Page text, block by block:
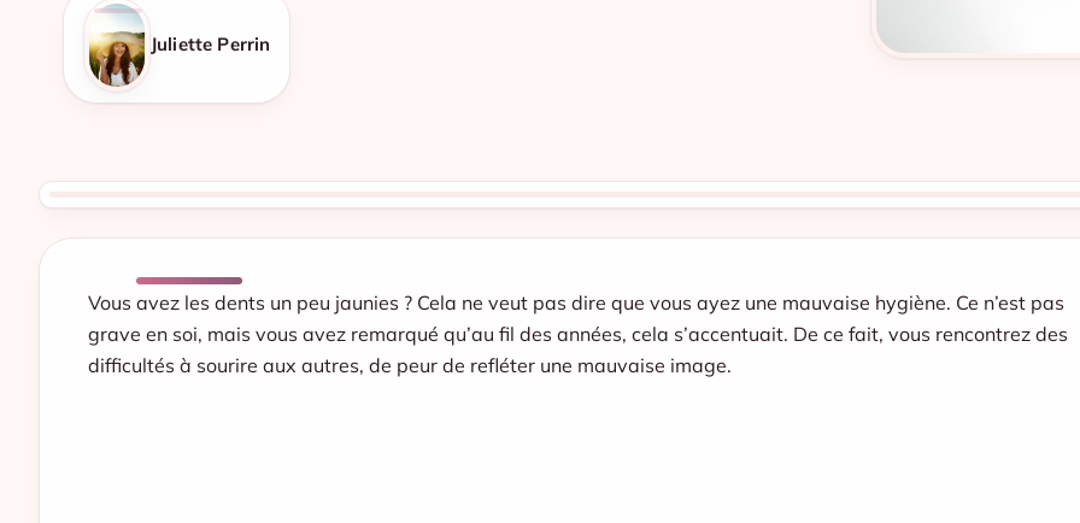
Juliette Perrin
Vous avez les dents un peu jaunies ? Cela ne veut pas dire que vous ayez une mauvaise hygiène. Ce n’est pas
grave en soi, mais vous avez remarqué qu’au fil des années, cela s’accentuait. De ce fait, vous rencontrez des
difficultés à sourire aux autres, de peur de refléter une mauvaise image.